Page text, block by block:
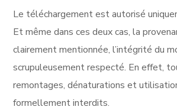
Le téléchargement est autorisé
Et même dans ces deux cas, la
clairement mentionnée, l’intégrité du
scrupuleusement respecté. En effet,
remontages, dénaturations et
formellement interdits.